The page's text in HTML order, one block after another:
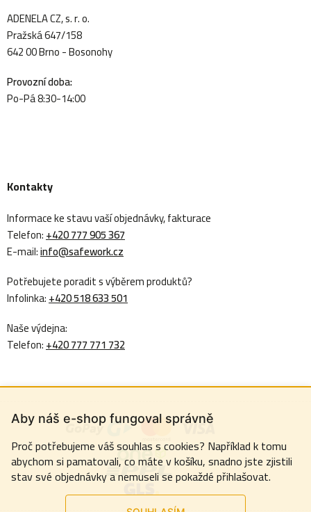
Aby náš e-shop fungoval správně
Proč potřebujeme váš souhlas s cookies? Například k tomu
abychom si pamatovali, co máte v košíku, snadno jste zjistili
stav své objednávky a nemuseli se pokaždé přihlašovat.
ADENELA CZ, s. r. o.
Pražská 647/158
642 00 Brno - Bosonohy
Provozní doba:
Po-Pá 8:30-14:00
Kontakty
Informace ke stavu vaší objednávky, fakturace
Telefon:+420 777 905 367
E-mail:info@safework.cz
Potřebujete poradit s výběrem produktů?
Infolinka:+420 518 633 501
Naše výdejna:
Telefon:+420 777 771 732